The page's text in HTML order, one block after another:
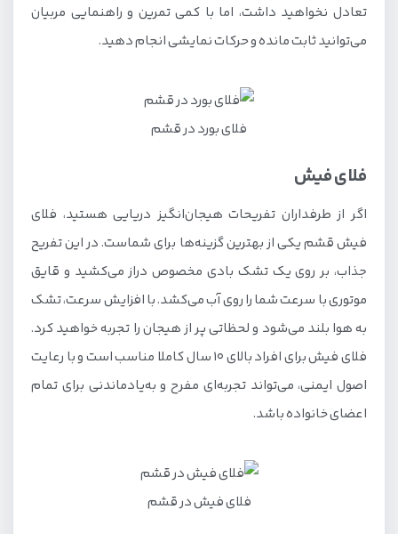
تعادل نخواهید داشت، اما با کمی تمرین و راهنمایی مربیان
می‌توانید ثابت مانده و حرکات نمایشی انجام دهید.
فلای بورد در قشم
فلای فیش
اگر از طرفداران تفریحات هیجان‌انگیز دریایی هستید، فلای
فیش قشم یکی از بهترین گزینه‌ها برای شماست. در این تفریح
جذاب، بر روی یک تشک بادی مخصوص دراز می‌کشید و قایق
موتوری با سرعت شما را روی آب می‌کشد. با افزایش سرعت، تشک
به هوا بلند می‌شود و لحظاتی پر از هیجان را تجربه خواهید کرد.
فلای فیش برای افراد بالای 10 سال کاملا مناسب است و با رعایت
اصول ایمنی، می‌تواند تجربه‌ای مفرح و به‌یادماندنی برای تمام
اعضای خانواده باشد.
فلای فیش در قشم